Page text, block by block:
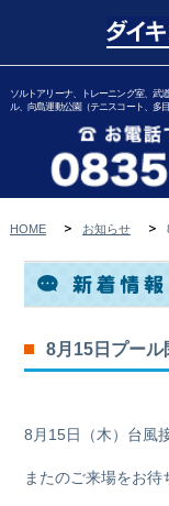
ソルトアリーナ、トレーニング室、武
ル、向島運動公園（テニスコート、多目
HOME お知らせ
8月15日プー
8月15日（木）台風
またのご来場をお待